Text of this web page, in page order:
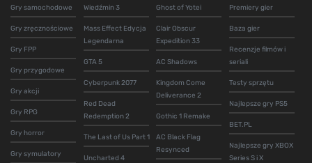
Gry samochodowe
Gry zręcznościowe
Gry FPP
Gry przygodowe
Gry akcji
Gry RPG
Gry horror
Gry symulatory
Wiedźmin 3
Mass Effect Edycja
Legendarna
GTA 5
Cyberpunk 2077
Red Dead
Redemption 2
The Last of Us Part 1
Uncharted 4
Ghost of Yotei
Clair Obscur
Expedition 33
AC Shadows
Kingdom Come
Deliverance 2
Gothic 1 Remake
AC Black Flag
Resynced
Premiery gier
Baza gier
Recenzje filmów i
seriali
Testy sprzętu
Najlepsze gry PS5
BET.PL
Najlepsze gry XBOX
Series S i X